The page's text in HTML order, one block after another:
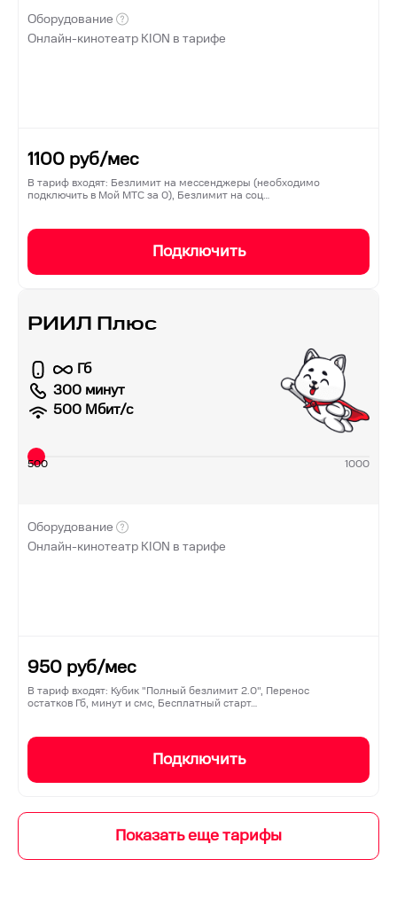
Оборудование
Онлайн-кинотеатр KION в тарифе
1100 руб/мес
В тариф входят: Безлимит на мессенджеры (необходимо
подключить в Мой МТС за 0), Безлимит на соц…
Подключить
РИИЛ Плюс
Гб
300 минут
500 Мбит/с
500 1000
Оборудование
Онлайн-кинотеатр KION в тарифе
950 руб/мес
В тариф входят: Кубик "Полный безлимит 2.0", Перенос
остатков Гб, минут и смс, Бесплатный старт…
Подключить